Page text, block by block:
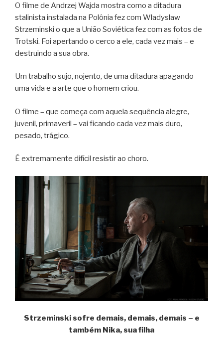
O filme de Andrzej Wajda mostra como a ditadura
stalinista instalada na Polônia fez com Wladyslaw
Strzeminski o que a União Soviética fez com as fotos de
Trotski. Foi apertando o cerco a ele, cada vez mais – e
destruindo a sua obra.
Um trabalho sujo, nojento, de uma ditadura apagando
uma vida e a arte que o homem criou.
O filme – que começa com aquela sequência alegre,
juvenil, primaveril – vai ficando cada vez mais duro,
pesado, trágico.
É extremamente difícil resistir ao choro.
Strzeminski sofre demais, demais, demais – e
também Nika, sua filha